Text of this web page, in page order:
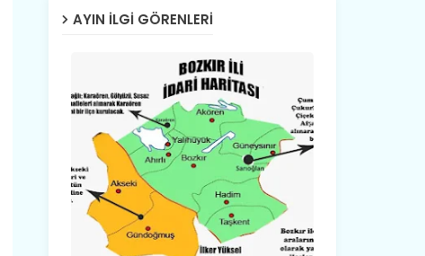
AYIN İLGI GÖRENLERI